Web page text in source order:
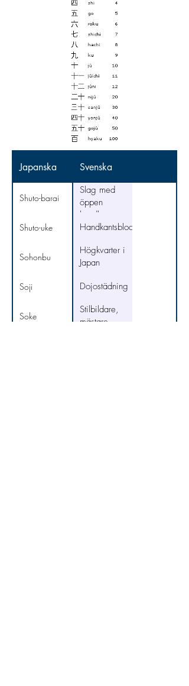
Japanska Svenska
Shuto-barai
Slag med
öppen
handkant
Shuto-uke Handkantsblockering
Sohonbu
Högkvarter i
Japan
Soji Dojostädning
Soke
Stilbildare,
mästare